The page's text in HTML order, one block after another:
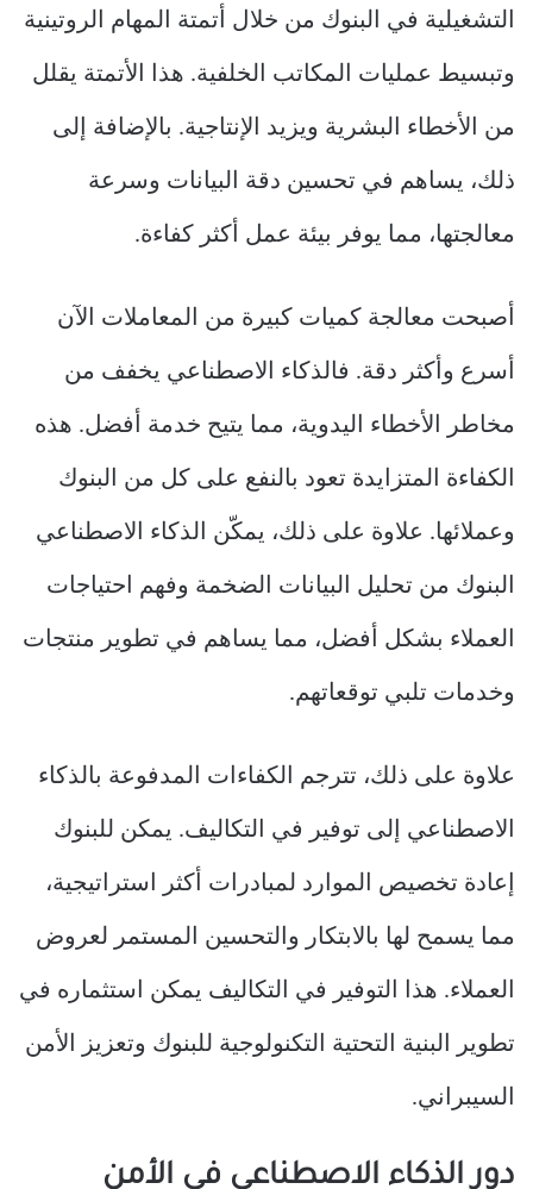
التشغيلية في البنوك من خلال أتمتة المهام الروتينية
وتبسيط عمليات المكاتب الخلفية. هذا الأتمتة يقلل
من الأخطاء البشرية ويزيد الإنتاجية. بالإضافة إلى
ذلك، يساهم في تحسين دقة البيانات وسرعة
معالجتها، مما يوفر بيئة عمل أكثر كفاءة.
أصبحت معالجة كميات كبيرة من المعاملات الآن
أسرع وأكثر دقة. فالذكاء الاصطناعي يخفف من
مخاطر الأخطاء اليدوية، مما يتيح خدمة أفضل. هذه
الكفاءة المتزايدة تعود بالنفع على كل من البنوك
وعملائها. علاوة على ذلك، يمكّن الذكاء الاصطناعي
البنوك من تحليل البيانات الضخمة وفهم احتياجات
العملاء بشكل أفضل، مما يساهم في تطوير منتجات
وخدمات تلبي توقعاتهم.
علاوة على ذلك، تترجم الكفاءات المدفوعة بالذكاء
الاصطناعي إلى توفير في التكاليف. يمكن للبنوك
إعادة تخصيص الموارد لمبادرات أكثر استراتيجية،
مما يسمح لها بالابتكار والتحسين المستمر لعروض
العملاء. هذا التوفير في التكاليف يمكن استثماره في
تطوير البنية التحتية التكنولوجية للبنوك وتعزيز الأمن
السيبراني.
دور الذكاء الاصطناعي في الأمن